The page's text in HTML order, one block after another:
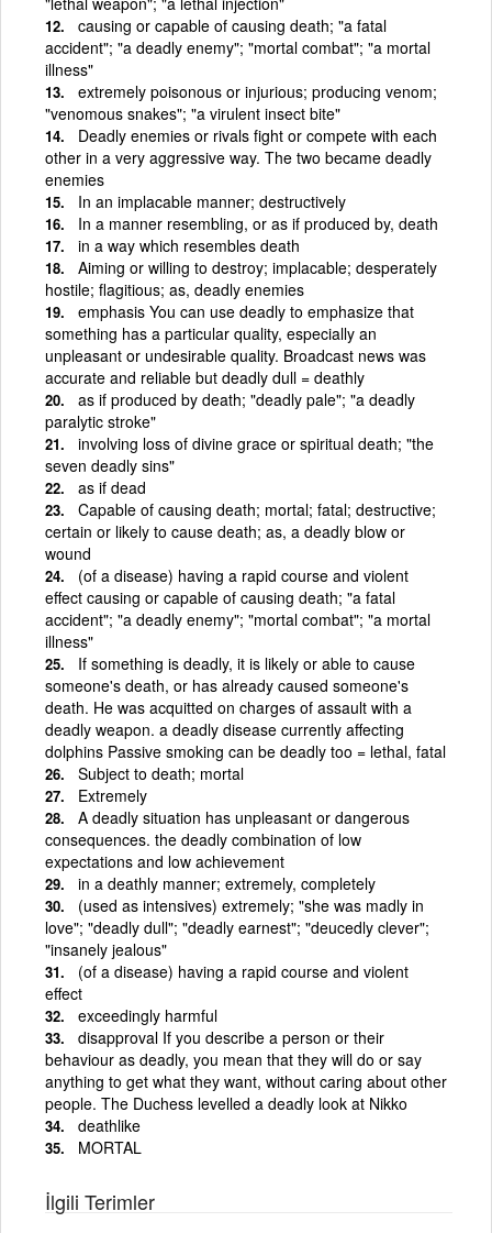
causing or capable of causing death; "a fatal
accident"; "a deadly enemy"; "mortal combat"; "a mortal
illness"
extremely poisonous or injurious; producing venom;
"venomous snakes"; "a virulent insect bite"
Deadly enemies or rivals fight or compete with each
other in a very aggressive way. The two became deadly
enemies
In an implacable manner; destructively
In a manner resembling, or as if produced by, death
in a way which resembles death
Aiming or willing to destroy; implacable; desperately
hostile; flagitious; as, deadly enemies
emphasis You can use deadly to emphasize that
something has a particular quality, especially an
unpleasant or undesirable quality. Broadcast news was
accurate and reliable but deadly dull = deathly
as if produced by death; "deadly pale"; "a deadly
paralytic stroke"
involving loss of divine grace or spiritual death; "the
seven deadly sins"
as if dead
Capable of causing death; mortal; fatal; destructive;
certain or likely to cause death; as, a deadly blow or
wound
(of a disease) having a rapid course and violent
effect causing or capable of causing death; "a fatal
accident"; "a deadly enemy"; "mortal combat"; "a mortal
illness"
If something is deadly, it is likely or able to cause
someone's death, or has already caused someone's
death. He was acquitted on charges of assault with a
deadly weapon. a deadly disease currently affecting
dolphins Passive smoking can be deadly too = lethal, fatal
Subject to death; mortal
Extremely
A deadly situation has unpleasant or dangerous
consequences. the deadly combination of low
expectations and low achievement
in a deathly manner; extremely, completely
(used as intensives) extremely; "she was madly in
love"; "deadly dull"; "deadly earnest"; "deucedly clever";
"insanely jealous"
(of a disease) having a rapid course and violent
effect
exceedingly harmful
disapproval If you describe a person or their
behaviour as deadly, you mean that they will do or say
anything to get what they want, without caring about other
people. The Duchess levelled a deadly look at Nikko
deathlike
MORTAL
İlgili Terimler